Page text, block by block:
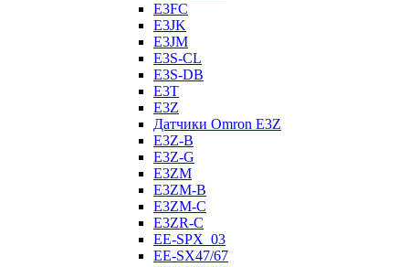
E3FC
E3JK
E3JM
E3S-CL
E3S-DB
E3T
E3Z
Датчики Omron E3Z
E3Z-B
E3Z-G
E3ZM
E3ZM-B
E3ZM-C
E3ZR-C
EE-SPX_03
EE-SX47/67